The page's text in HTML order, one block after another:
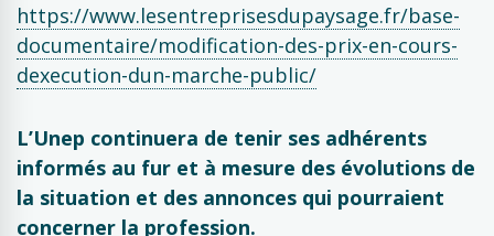
https://www.lesentreprisesdupaysage.fr/base-
documentaire/modification-des-prix-en-cours-
dexecution-dun-marche-public/
L’Unep continuera de tenir ses adhérents
informés au fur et à mesure des évolutions de
la situation et des annonces qui pourraient
concerner la profession.